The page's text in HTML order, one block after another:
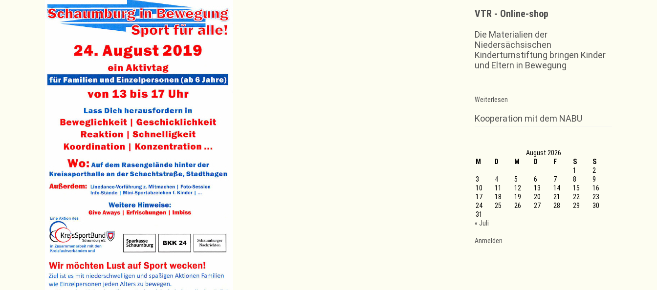
VTR - Online-shop
Die Materialien der
Niedersächsischen
Kinderturnstiftung bringen Kinder
und Eltern in Bewegung
Weiterlesen
in
Bewegung.
Kooperation mit dem NABU
August 2026
M
D M D F S
S
1
2
3
4 5 6 7 8
9
10
11 12 13 14 15
16
17
18 19 20 21 22
23
24
25 26 27 28 29
30
31
« Juli
Anmelden